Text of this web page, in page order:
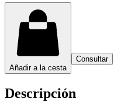
Añadir a la cesta
Consultar
Descripción